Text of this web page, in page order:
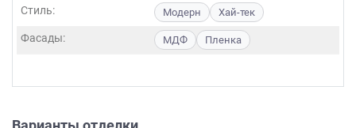
Стиль: Модерн Хай-тек
Фасады: МДФ Пленка